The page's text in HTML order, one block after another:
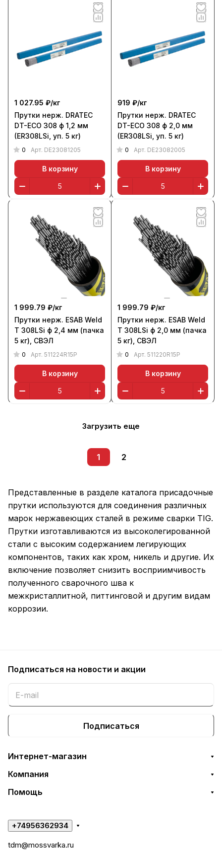
1 027.95 ₽/кг
Прутки нерж. DRATEC
DT-ECO 308 ф 1,2 мм
(ER308LSi, уп. 5 кг)
0 Арт. DE23081205
В корзину
919 ₽/кг
Прутки нерж. DRATEC
DT-ECO 308 ф 2,0 мм
(ER308LSi, уп. 5 кг)
0 Арт. DE23082005
В корзину
1 999.79 ₽/кг
Прутки нерж. ESAB Weld
T 308LSi ф 2,4 мм (пачка
5 кг), СВЭЛ
0 Арт. 511224R15P
В корзину
1 999.79 ₽/кг
Прутки нерж. ESAB Weld
T 308LSi ф 2,0 мм (пачка
5 кг), СВЭЛ
0 Арт. 511220R15P
В корзину
Загрузить еще
1 2
Представленные в разделе каталога присадочные
прутки используются для соединения различных
марок нержавеющих сталей в режиме сварки TIG.
Прутки изготавливаются из высоколегированной
стали с высоким содержанием легирующих
компонентов, таких как хром, никель и другие. Их
включение позволяет снизить восприимчивость
полученного сварочного шва к
межкристаллитной, питтинговой и другим видам
коррозии.
Подписаться на новости и акции
Подписаться
Интернет-магазин
Компания
Помощь
+74956362934
tdm@mossvarka.ru